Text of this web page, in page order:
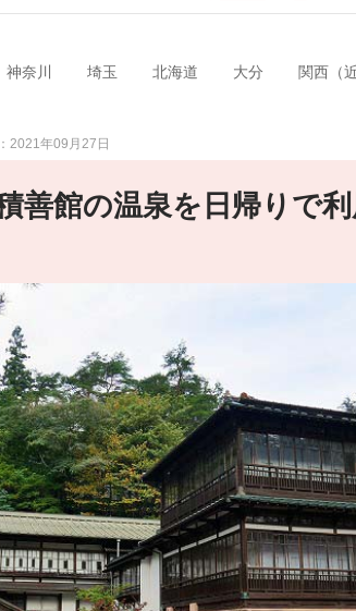
神奈川 埼玉 北海道 大分 関西（
2021年09月27日
善館の温泉を日帰りで